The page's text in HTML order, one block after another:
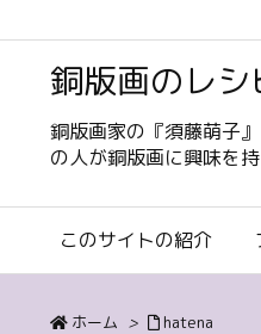
銅版画のレシ
銅版画家の『須藤萌子
の人が銅版画に興味を
このサイトの紹介
ホーム > hatena